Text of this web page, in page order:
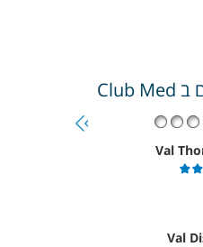
ב Club Med
Val
Val